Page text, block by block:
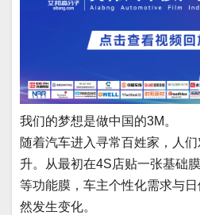
我们的梦想是做中国的3M。
随着汽车进入寻常百姓家，人
升。从最初在4S店贴一张基础
等功能膜，车主个性化需求与
然发生变化。